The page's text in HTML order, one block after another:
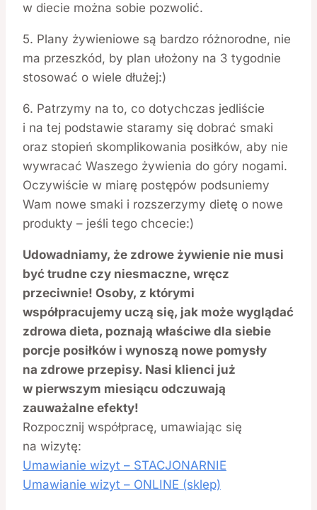
w diecie można sobie pozwolić.
5. Plany żywieniowe są bardzo różnorodne, nie
ma przeszkód, by plan ułożony na 3 tygodnie
stosować o wiele dłużej:)
6. Patrzymy na to, co dotychczas jedliście
i na tej podstawie staramy się dobrać smaki
oraz stopień skomplikowania posiłków, aby nie
wywracać Waszego żywienia do góry nogami.
Oczywiście w miarę postępów podsuniemy
Wam nowe smaki i rozszerzymy dietę o nowe
produkty – jeśli tego chcecie:)
Udowadniamy, że zdrowe żywienie nie musi
być trudne czy niesmaczne, wręcz
przeciwnie! Osoby, z którymi
współpracujemy uczą się, jak może wyglądać
zdrowa dieta, poznają właściwe dla siebie
porcje posiłków i wynoszą nowe pomysły
na zdrowe przepisy. Nasi klienci już
w pierwszym miesiącu odczuwają
zauważalne efekty!
Rozpocznij współpracę, umawiając się
na wizytę:
Umawianie wizyt – STACJONARNIE
Umawianie wizyt – ONLINE (sklep)